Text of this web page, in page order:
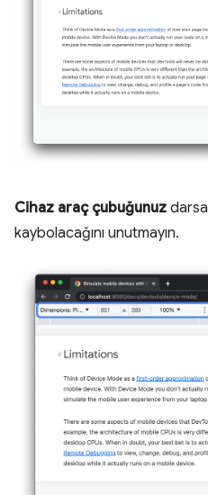
Cihaz araç çubuğunuz darsa
kaybolacağını unutmayın.